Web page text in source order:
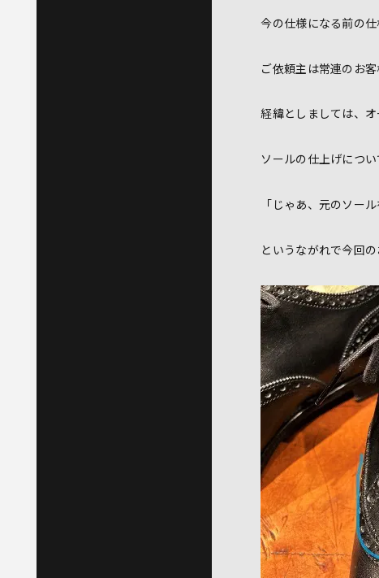
今の仕様になる前の仕
ご依頼主は常連のお客
経緯としましては、
ソールの仕上げにつ
「じゃあ、元のソー
というながれで今回の